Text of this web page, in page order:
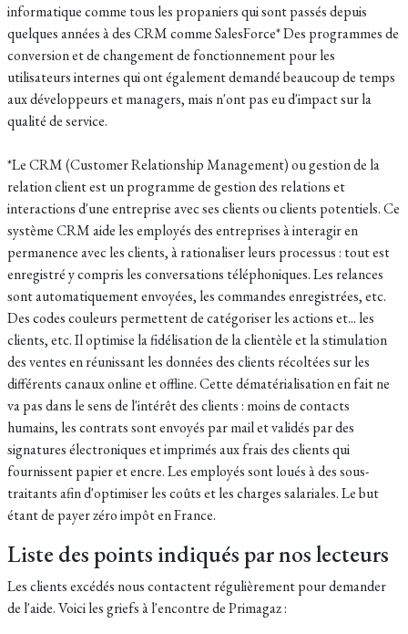
informatique comme tous les propaniers qui sont passés depuis
quelques années à des CRM comme SalesForce* Des programmes de
conversion et de changement de fonctionnement pour les
utilisateurs internes qui ont également demandé beaucoup de temps
aux développeurs et managers, mais n'ont pas eu d'impact sur la
qualité de service.
*Le CRM (Customer Relationship Management) ou gestion de la
relation client est un programme de gestion des relations et
interactions d'une entreprise avec ses clients ou clients potentiels. Ce
système CRM aide les employés des entreprises à interagir en
permanence avec les clients, à rationaliser leurs processus : tout est
enregistré y compris les conversations téléphoniques. Les relances
sont automatiquement envoyées, les commandes enregistrées, etc.
Des codes couleurs permettent de catégoriser les actions et... les
clients, etc. Il optimise la fidélisation de la clientèle et la stimulation
des ventes en réunissant les données des clients récoltées sur les
différents canaux online et offline. Cette dématérialisation en fait ne
va pas dans le sens de l'intérêt des clients : moins de contacts
humains, les contrats sont envoyés par mail et validés par des
signatures électroniques et imprimés aux frais des clients qui
fournissent papier et encre. Les employés sont loués à des sous-
traitants afin d'optimiser les coûts et les charges salariales. Le but
étant de payer zéro impôt en France.
Liste des points indiqués par nos lecteurs
Les clients excédés nous contactent régulièrement pour demander
de l'aide. Voici les griefs à l'encontre de Primagaz :